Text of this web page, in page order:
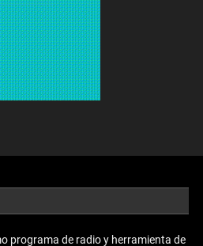
programa de radio y herramienta de